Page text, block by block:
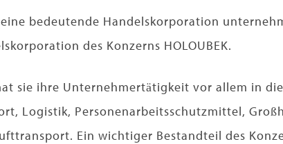
bedeutende Handelskorporation
des Konzerns HOLOUBEK.
sie ihre Unternehmertätigkeit vor allem in
Logistik, Personenarbeitsschutzmittel,
Ein wichtiger Bestandteil des